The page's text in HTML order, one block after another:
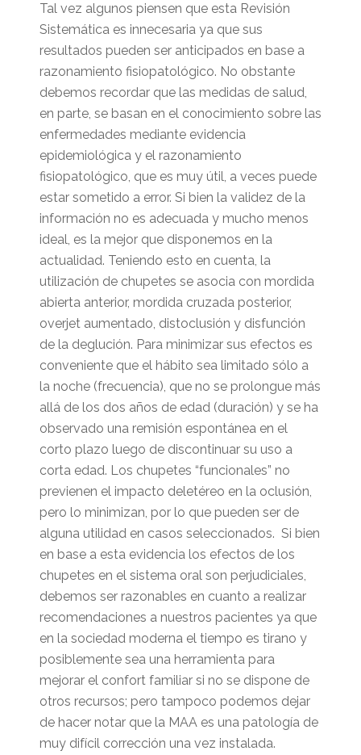
Tal vez algunos piensen que esta Revisión
Sistemática es innecesaria ya que sus
resultados pueden ser anticipados en base a
razonamiento fisiopatológico. No obstante
debemos recordar que las medidas de salud,
en parte, se basan en el conocimiento sobre las
enfermedades mediante evidencia
epidemiológica y el razonamiento
fisiopatológico, que es muy útil, a veces puede
estar sometido a error. Si bien la validez de la
información no es adecuada y mucho menos
ideal, es la mejor que disponemos en la
actualidad. Teniendo esto en cuenta, la
utilización de chupetes se asocia con mordida
abierta anterior, mordida cruzada posterior,
overjet aumentado, distoclusión y disfunción
de la deglución. Para minimizar sus efectos es
conveniente que el hábito sea limitado sólo a
la noche (frecuencia), que no se prolongue más
allá de los dos años de edad (duración) y se ha
observado una remisión espontánea en el
corto plazo luego de discontinuar su uso a
corta edad. Los chupetes “funcionales” no
previenen el impacto deletéreo en la oclusión,
pero lo minimizan, por lo que pueden ser de
alguna utilidad en casos seleccionados. Si bien
en base a esta evidencia los efectos de los
chupetes en el sistema oral son perjudiciales,
debemos ser razonables en cuanto a realizar
recomendaciones a nuestros pacientes ya que
en la sociedad moderna el tiempo es tirano y
posiblemente sea una herramienta para
mejorar el confort familiar si no se dispone de
otros recursos; pero tampoco podemos dejar
de hacer notar que la MAA es una patología de
muy difícil corrección una vez instalada.